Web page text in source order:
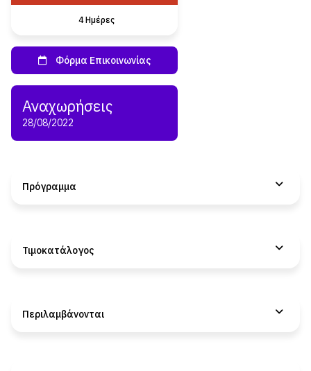
4 Hμέρες
28/08/2022
Πρόγραμμα
Τιμοκατάλογος
Περιλαμβάνονται